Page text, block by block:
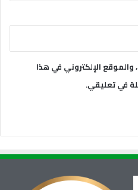
الإلكتروني في هذا
في تعليقي.